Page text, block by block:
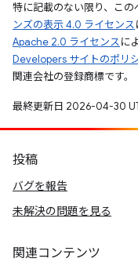
特に記載のない限り、こ
ンズの表示 4.0 ライセンス
Apache 2.0 ライセンスに
Developers サイトのポリ
関連会社の登録商標です。
最終更新日 2026-04-30
投稿
バグを報告
未解決の問題を見る
関連コンテンツ